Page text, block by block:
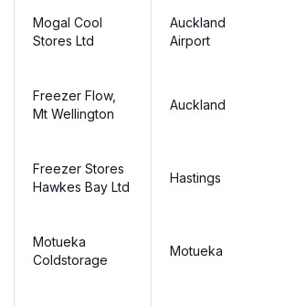
Mogal Cool
Stores Ltd
Auckland
Airport
Freezer Flow,
Mt Wellington
Auckland
Freezer Stores
Hawkes Bay Ltd
Hastings
Motueka
Coldstorage
Motueka